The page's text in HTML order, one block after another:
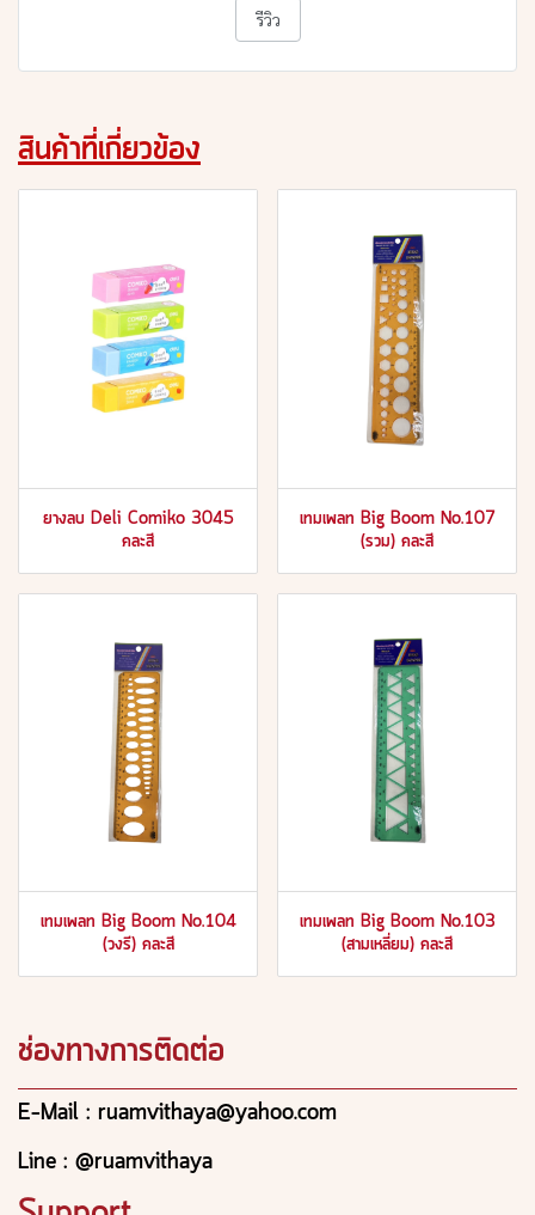
รีวิว
สินค้าที่เกี่ยวข้อง
ยางลบ Deli Comiko 3045
คละสี
เทมเพลท Big Boom No.107
(รวม) คละสี
เทมเพลท Big Boom No.104
(วงรี) คละสี
เทมเพลท Big Boom No.103
(สามเหลี่ยม) คละสี
ช่องทางการติดต่อ
E-Mail : ruamvithaya@yahoo.com
Line : @ruamvithaya